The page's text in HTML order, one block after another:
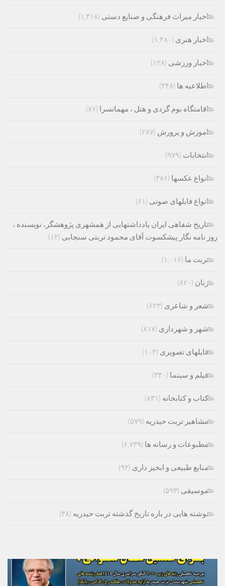
اخبار میراث فرهنگی و صنایع دستی (۱,۴۱۸)
اخبار هنری (۱,۴۸۰)
اخبار ورزشی (۱۲۸)
اطلاعیه ها (۳۴۸)
اقامتگاه بوم گردی و هتل ، مهمانسرا (۷۶)
اموزش و پرورش (۲۸۷)
انتخابات (۹۷۹)
انواع عکسها (۳۸۶)
انواع فایلهای صوتی (۶۱)
تاریخ شفاهی ایران یادداشتهایی از همشهری پژوهشگر، نویسنده ،
روز نامه نگار پیشکسوت آقای محمود تربتی سنجابی (۱۲)
تربت ما (۱,۰۱۶)
زنان (۸۲۰)
شعر و شاعری (۶۲۳)
شهر و شهرداری (۸۱۷)
فایلهای تصویری (۱۰۴)
فیلم و سینما (۳۳۰)
کتاب و کتابخانه (۸۳۱)
مشاهیر تربت حیدریه (۵۷۹)
مطبوعات و رسانه ها (۶,۷۳۹)
منابع طبیعی و ابخیز داری (۹۲)
موسیقی (۵۹۳)
نوشته هایی در باره تاریخ گذشته تربت حیدریه (۳۸)